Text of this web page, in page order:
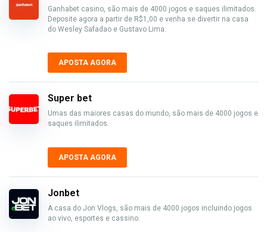
Ganhabet casino, são mais de 4000 jogos e saques ilimitados.
Deposite agora a partir de R$1,00 e venha se divertir na casa
do Wesley Safadao e Gustavo Lima.
APOSTA AGORA
Super bet
Umas das maiores casas do mundo, são mais de 4000 jogos e
saques ilimitados.
APOSTA AGORA
Jonbet
A casa do Jon Vlogs, são mais de 4000 jogos incluindo jogos
ao vivo, esportes e cassino.